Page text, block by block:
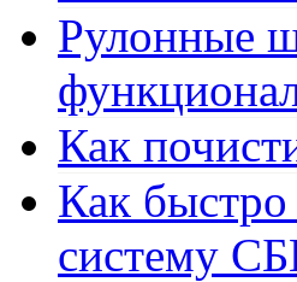
Рулонные
Как
Как
систему